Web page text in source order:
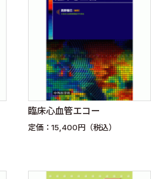
臨床心血管エコー
定価：15,400円（税込）